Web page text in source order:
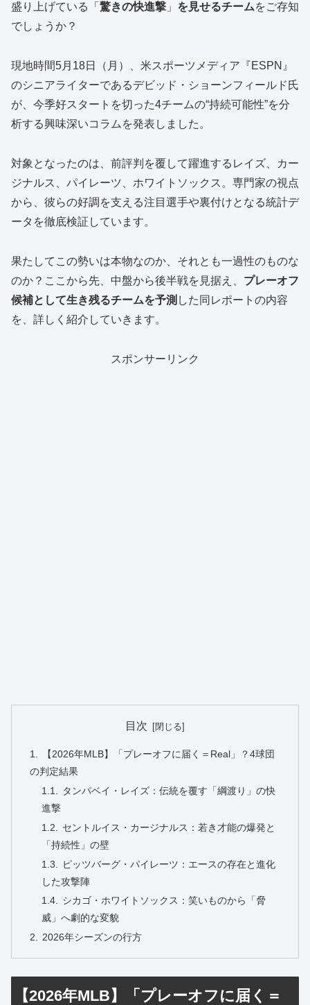
盛り上げている「 驚きの快進撃 」 を見せるチームをご存知
でしょうか？
現地時間5月18日（月）、米スポーツメディア『ESPN』
のシニアライターであるデビッド・ショーンフィールド氏
が、今季好スタートを切った4チームの“持続可能性”を分
析する興味深いコラムを発表しました。
対象となったのは、前評判を覆して躍進するレイズ、カー
ジナルス、パイレーツ、ホワイトソックス。専門家の視点
から、彼らの好調を支える注目選手や裏付けとなる統計デ
ータを徹底検証しています。
果たしてこの勢いは本物なのか、それとも一過性のものな
のか？ここから先、中盤から後半戦を見据え、 プレーオフ
候補として生き残るチームを予測 した同レポートの内容
を、詳しく紹介していきます。
スポンサーリンク
目次
【2026年MLB】「プレーオフに届く＝Real」？4球団
の判定結果
タンパベイ・レイズ：伝統を覆す「綱渡り」の快
進撃
セントルイス・カージナルス：若き才能の爆発と
「持続性」の壁
ピッツバーグ・パイレーツ：エースの存在と進化
した攻撃陣
シカゴ・ホワイトソックス：笑いものから「脅
威」へ劇的な変貌
2026年シーズンの行方
【2026年MLB】「プレーオフに届く＝